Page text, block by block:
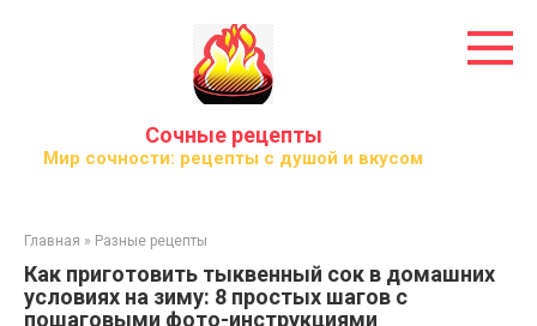
Сочные рецепты
Мир сочности: рецепты с душой и вкусом
Главная » Разные рецепты
Как приготовить тыквенный сок в домашних
условиях на зиму: 8 простых шагов с
пошаговыми фото-инструкциями